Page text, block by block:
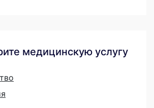
медицинскую услугу